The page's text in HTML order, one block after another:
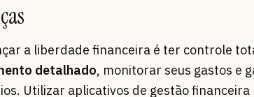
a liberdade financeira é ter controle
detalhado, monitorar seus gastos e
Utilizar aplicativos de gestão